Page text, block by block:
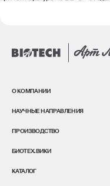
О КОМПАНИИ
НАУЧНЫЕ НАПРАВЛЕНИЯ
ПРОИЗВОДСТВО
БИОТЕХ.ВИКИ
КАТАЛОГ